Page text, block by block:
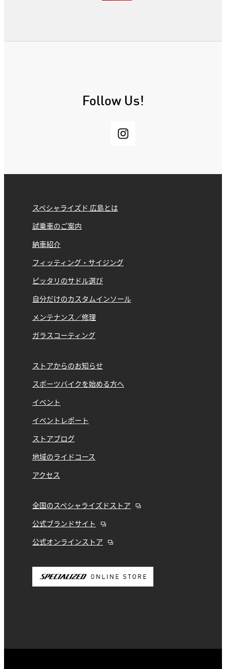
Follow Us!
スペシャライズド 広島とは
試乗車のご案内
納車紹介
フィッティング・サイジング
ピッタリのサドル選び
自分だけのカスタムインソール
メンテナンス／修理
ガラスコーティング
ストアからのお知らせ
スポーツバイクを始める方へ
イベント
イベントレポート
ストアブログ
地域のライドコース
アクセス
全国のスペシャライズドストア
公式ブランドサイト
公式オンラインストア